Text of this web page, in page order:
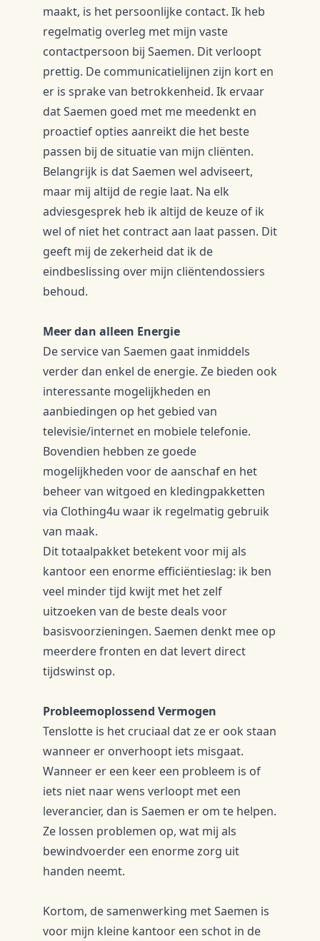
maakt, is het persoonlijke contact. Ik heb
regelmatig overleg met mijn vaste
contactpersoon bij Saemen. Dit verloopt
prettig. De communicatielijnen zijn kort en
er is sprake van betrokkenheid. Ik ervaar
dat Saemen goed met me meedenkt en
proactief opties aanreikt die het beste
passen bij de situatie van mijn cliënten.
​Belangrijk is dat Saemen wel adviseert,
maar mij altijd de regie laat. Na elk
adviesgesprek heb ik altijd de keuze of ik
wel of niet het contract aan laat passen. Dit
geeft mij de zekerheid dat ik de
eindbeslissing over mijn cliëntendossiers
behoud.
​Meer dan alleen Energie
​De service van Saemen gaat inmiddels
verder dan enkel de energie. Ze bieden ook
interessante mogelijkheden en
aanbiedingen op het gebied van
televisie/internet en mobiele telefonie.
Bovendien hebben ze goede
mogelijkheden voor de aanschaf en het
beheer van witgoed en kledingpakketten
via Clothing4u waar ik regelmatig gebruik
van maak.
​Dit totaalpakket betekent voor mij als
kantoor een enorme efficiëntieslag: ik ben
veel minder tijd kwijt met het zelf
uitzoeken van de beste deals voor
basisvoorzieningen. Saemen denkt mee op
meerdere fronten en dat levert direct
tijdswinst op.
Probleemoplossend Vermogen
​Tenslotte is het cruciaal dat ze er ook staan
wanneer er onverhoopt iets misgaat.
Wanneer er een keer een probleem is of
iets niet naar wens verloopt met een
leverancier, dan is Saemen er om te helpen.
Ze lossen problemen op, wat mij als
bewindvoerder een enorme zorg uit
handen neemt.
Kortom, de samenwerking met Saemen is
voor mijn kleine kantoor een schot in de